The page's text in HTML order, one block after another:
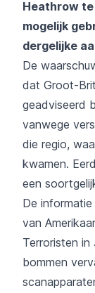
Heathrow
mogelijk
dergelijke
De
dat Groot-
geadviseerd
vanwege
die regio,
kwamen.
een
De
van
Terroristen in
bommen